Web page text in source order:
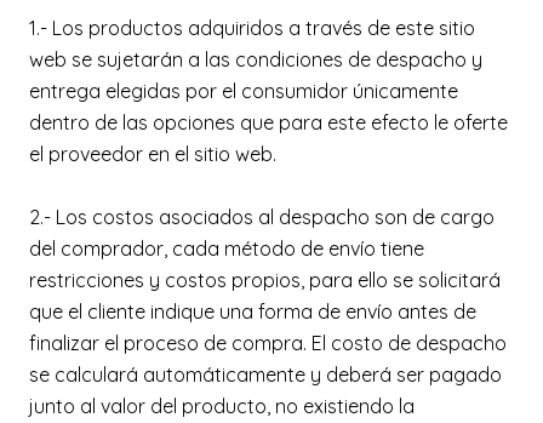
1.- Los productos adquiridos a través de este sitio
web se sujetarán a las condiciones de despacho y
entrega elegidas por el consumidor únicamente
dentro de las opciones que para este efecto le oferte
el proveedor en el sitio web.
2.- Los costos asociados al despacho son de cargo
del comprador, cada método de envío tiene
restricciones y costos propios, para ello se solicitará
que el cliente indique una forma de envío antes de
finalizar el proceso de compra. El costo de despacho
se calculará automáticamente y deberá ser pagado
junto al valor del producto, no existiendo la